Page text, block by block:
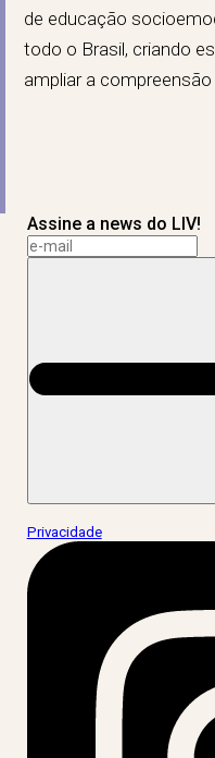
de educação
todo o Brasil, criando
ampliar a
Assine a news do LIV!
Privacidade.